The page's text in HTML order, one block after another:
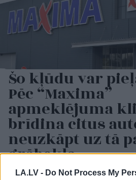
LA.LV - Do Not Process My
Šo kļūdu var
Pēc “Maxima”
apmeklējuma
brīdina citus
neuzkāpt uz tā
grābekļa